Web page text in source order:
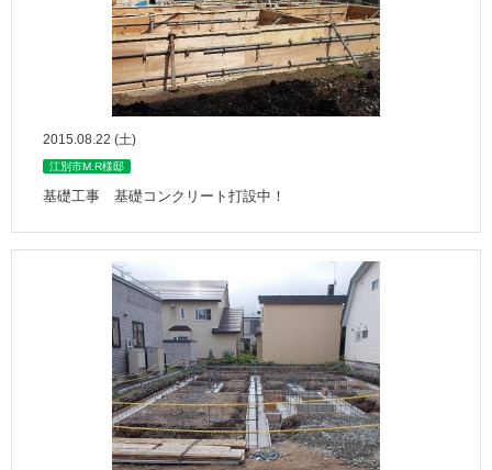
2015.08.22 (土)
江別市M.R様邸
基礎工事 基礎コンクリート打設中！